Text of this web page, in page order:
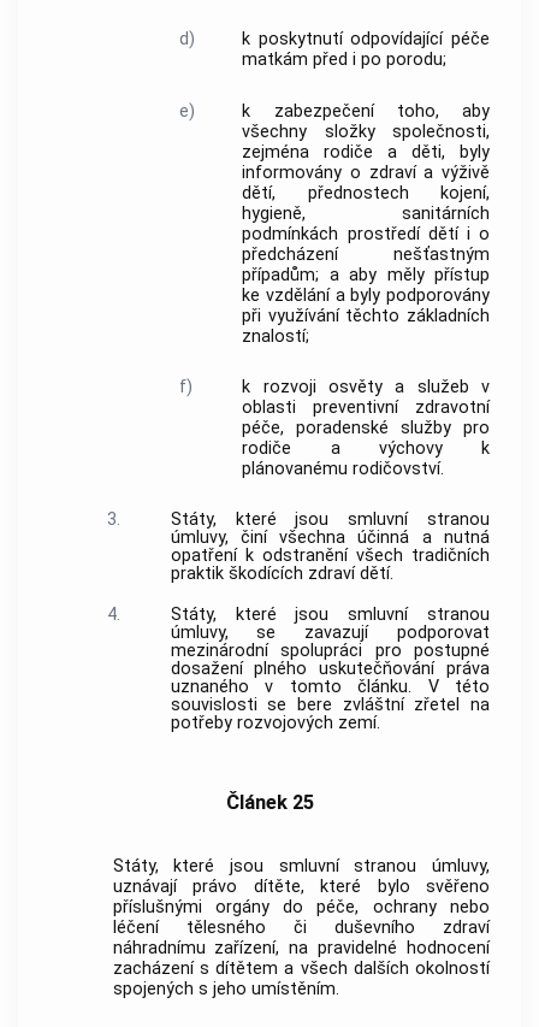
d)
k poskytnutí odpovídající péče
matkám před i po porodu;
e)
k zabezpečení toho, aby
všechny složky společnosti,
zejména rodiče a děti, byly
informovány o zdraví a výživě
dětí, přednostech kojení,
hygieně, sanitárních
podmínkách prostředí dětí i o
předcházení nešťastným
případům; a aby měly přístup
ke vzdělání a byly podporovány
při využívání těchto základních
znalostí;
f)
k rozvoji osvěty a služeb v
oblasti preventivní zdravotní
péče, poradenské služby pro
rodiče a výchovy k
plánovanému rodičovství.
3.
Státy, které jsou smluvní stranou
úmluvy, činí všechna účinná a nutná
opatření k odstranění všech tradičních
praktik škodících zdraví dětí.
4.
Státy, které jsou smluvní stranou
úmluvy, se zavazují podporovat
mezinárodní spolupráci pro postupné
dosažení plného uskutečňování práva
uznaného v tomto článku. V této
souvislosti se bere zvláštní zřetel na
potřeby rozvojových zemí.
Článek 25
Státy, které jsou smluvní stranou úmluvy,
uznávají právo dítěte, které bylo svěřeno
příslušnými orgány do péče, ochrany nebo
léčení tělesného či duševního zdraví
náhradnímu zařízení, na pravidelné hodnocení
zacházení s dítětem a všech dalších okolností
spojených s jeho umístěním.